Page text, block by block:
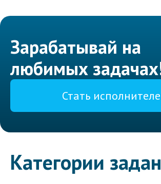
Зарабатывай на
любимых
Стать
Категории